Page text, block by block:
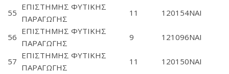
55
ΕΠΙΣΤΗΜΗΣ ΦΥΤΙΚΗΣ
ΠΑΡΑΓΩΓΗΣ
11 120154ΝΑΙ
56
ΕΠΙΣΤΗΜΗΣ ΦΥΤΙΚΗΣ
ΠΑΡΑΓΩΓΗΣ
9 121096ΝΑΙ
57
ΕΠΙΣΤΗΜΗΣ ΦΥΤΙΚΗΣ
ΠΑΡΑΓΩΓΗΣ
11 120150ΝΑΙ